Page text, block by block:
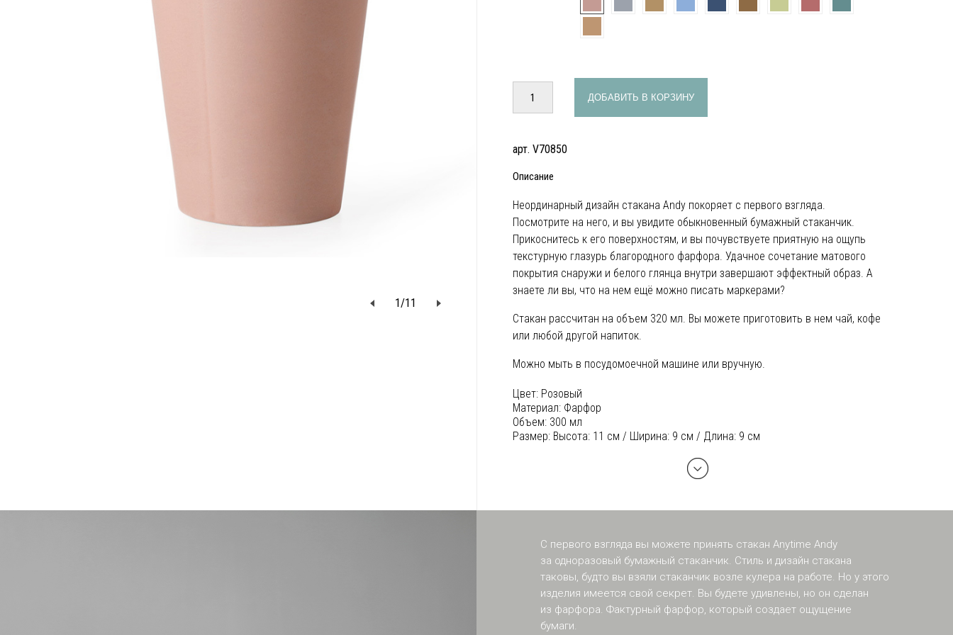
1/11
ДОБАВИТЬ В КОРЗИНУ
арт. V70850
Описание
Неординарный дизайн стакана Andy покоряет с первого взгляда.
Посмотрите на него, и вы увидите обыкновенный бумажный стаканчик.
Прикоснитесь к его поверхностям, и вы почувствуете приятную на ощупь
текстурную глазурь благородного фарфора. Удачное сочетание матового
покрытия снаружи и белого глянца внутри завершают эффектный образ. А
знаете ли вы, что на нем ещё можно писать маркерами?
Стакан рассчитан на объем 320 мл. Вы можете приготовить в нем чай, кофе
или любой другой напиток.
Можно мыть в посудомоечной машине или вручную.
Цвет: Розовый
Материал: Фарфор
Объем: 300 мл
Размер: Высота: 11 см / Ширина: 9 см / Длина: 9 см
С первого взгляда вы можете принять стакан Anytime Andy
за одноразовый бумажный стаканчик. Стиль и дизайн стакана
таковы, будто вы взяли стаканчик возле кулера на работе. Но у этого
изделия имеется свой секрет. Вы будете удивлены, но он сделан
из фарфора. Фактурный фарфор, который создает ощущение
бумаги.